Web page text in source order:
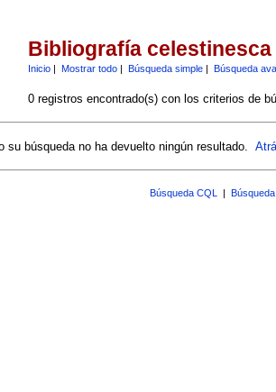
Bibliografía celestinesca
Inicio| Mostrar todo| Búsqueda simple| Búsqueda
0 registros encontrado(s) con los criterios de
su búsqueda no ha devuelto ningún resultado.
Búsqueda CQL |